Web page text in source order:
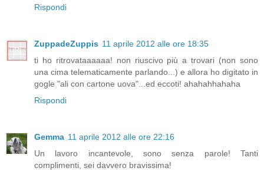
Rispondi
ZuppadeZuppis 11 aprile 2012 alle ore 18:35
ti ho ritrovataaaaaa! non riuscivo più a trovari (non sono
una cima telematicamente parlando...) e allora ho digitato in
gogle "ali con cartone uova"...ed eccoti! ahahahhahaha
Rispondi
Gemma 11 aprile 2012 alle ore 22:16
Un lavoro incantevole, sono senza parole! Tanti
complimenti, sei davvero bravissima!